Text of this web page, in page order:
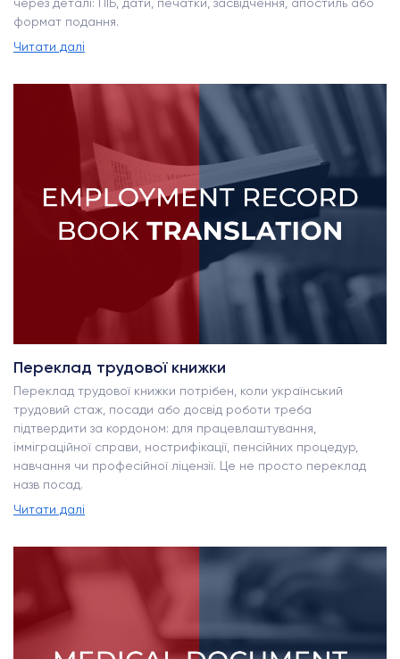
формат подання.
Читати далі
Переклад трудової книжки
Переклад трудової книжки потрібен, коли український
трудовий стаж, посади або досвід роботи треба
підтвердити за кордоном: для працевлаштування,
імміграційної справи, нострифікації, пенсійних процедур,
навчання чи професійної ліцензії. Це не просто переклад
назв посад.
Читати далі